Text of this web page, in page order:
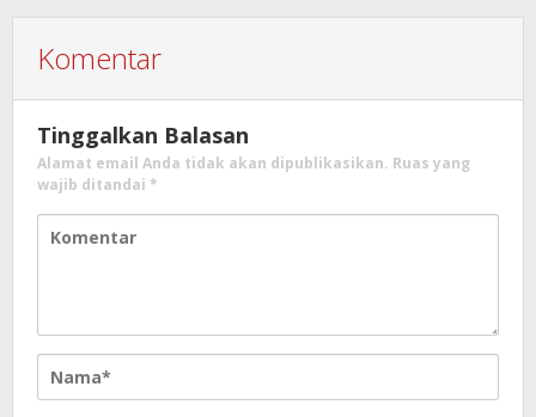
Komentar
Tinggalkan Balasan
Alamat email Anda tidak akan dipublikasikan. Ruas yang
wajib ditandai *